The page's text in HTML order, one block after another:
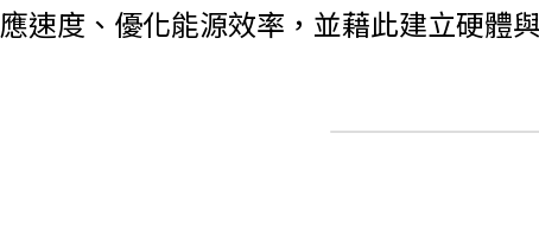
應速度、優化能源效率，並藉此建立硬體